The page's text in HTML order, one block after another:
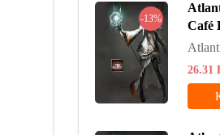
-13%
Café
26.31